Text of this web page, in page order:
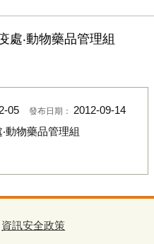
處‧動物藥品管理組
05 發布日期： 2012-09-14
動物藥品管理組
資訊安全政策